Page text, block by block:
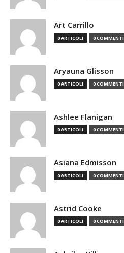
Art Carrillo
0 ARTICOLI 0 COMMENTI
Aryauna Glisson
0 ARTICOLI 0 COMMENTI
Ashlee Flanigan
0 ARTICOLI 0 COMMENTI
Asiana Edmisson
0 ARTICOLI 0 COMMENTI
Astrid Cooke
0 ARTICOLI 0 COMMENTI